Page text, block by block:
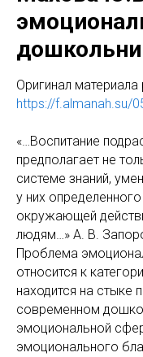
Оригинaл
https://f.almanah.su/
«…Воспитание
предполагает не
системе знаний,
у них
окружающей
людям…» А. В.
Проблема
относится к
находится на стыке
современном
эмоциональной
эмоционального